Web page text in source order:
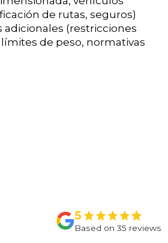
de rutas, seguros)
adicionales (restricciones
de peso, normativas